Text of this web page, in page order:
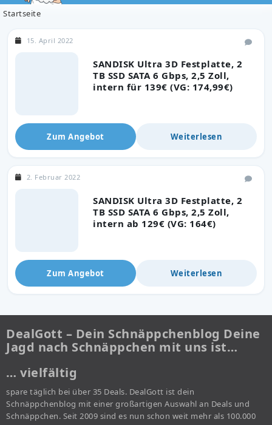
Startseite
SANDISK Ultra 3D Festplatte, 2
TB SSD SATA 6 Gbps, 2,5 Zoll,
intern für 139€ (VG: 174,99€)
15. April 2022
Zum Angebot Weiterlesen
SANDISK Ultra 3D Festplatte, 2
TB SSD SATA 6 Gbps, 2,5 Zoll,
intern ab 129€ (VG: 164€)
2. Februar 2022
Zum Angebot Weiterlesen
DealGott – Dein Schnäppchenblog Deine
Jagd nach Schnäppchen mit uns ist…
… vielfältig
spare täglich bei über 35 Deals. DealGott ist dein
Schnäppchenblog mit einer großartigen Auswahl an Deals und
Schnäppchen. Seit 2009 sind es nun schon weit mehr als 100.000